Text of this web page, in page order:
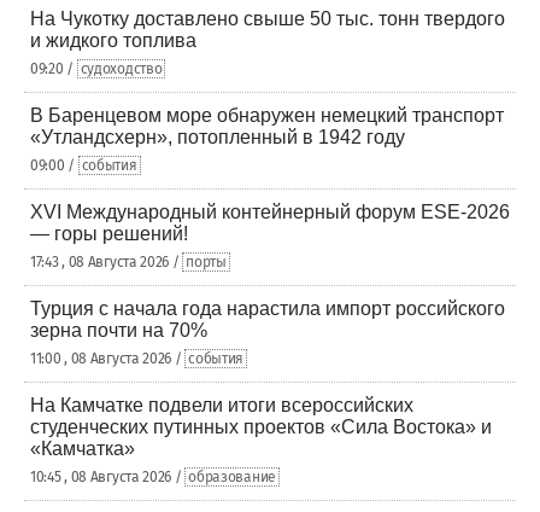
На Чукотку доставлено свыше 50 тыс. тонн твердого
и жидкого топлива
09:20 / судоходство
В Баренцевом море обнаружен немецкий транспорт
«Утландсхерн», потопленный в 1942 году
09:00 / события
XVI Международный контейнерный форум ESE-2026
— горы решений!
17:43 , 08 Августа 2026 / порты
Турция с начала года нарастила импорт российского
зерна почти на 70%
11:00 , 08 Августа 2026 / события
На Камчатке подвели итоги всероссийских
студенческих путинных проектов «Сила Востока» и
«Камчатка»
10:45 , 08 Августа 2026 / образование